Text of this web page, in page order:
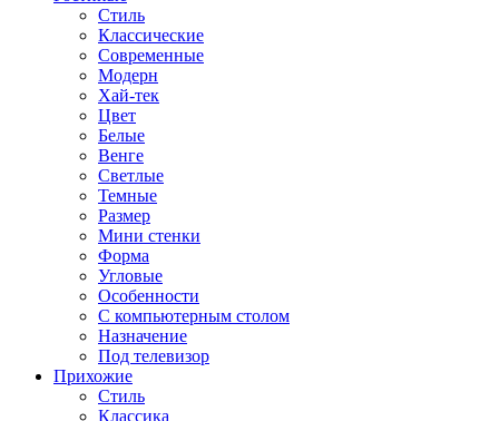
Стиль
Классические
Современные
Модерн
Хай-тек
Цвет
Белые
Венге
Светлые
Темные
Размер
Мини стенки
Форма
Угловые
Особенности
С компьютерным столом
Назначение
Под телевизор
Прихожие
Стиль
Классика